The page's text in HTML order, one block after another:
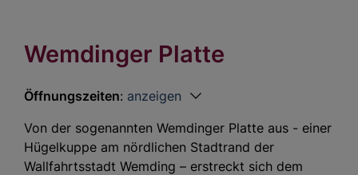
Wemdinger Platte
Öffnungszeiten: anzeigen
Von der sogenannten Wemdinger Platte aus - einer
Hügelkuppe am nördlichen Stadtrand der
Wallfahrtsstadt Wemding – erstreckt sich dem